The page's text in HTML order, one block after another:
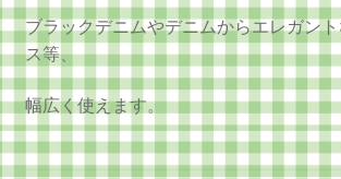
ブラックデニムやデニムからエレガン
ス等、
幅広く使えます。